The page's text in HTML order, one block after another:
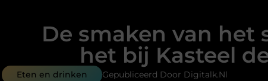
De smaken van het
het bij Kasteel
Eten en drinken Gepubliceerd Door Digitalk.nl